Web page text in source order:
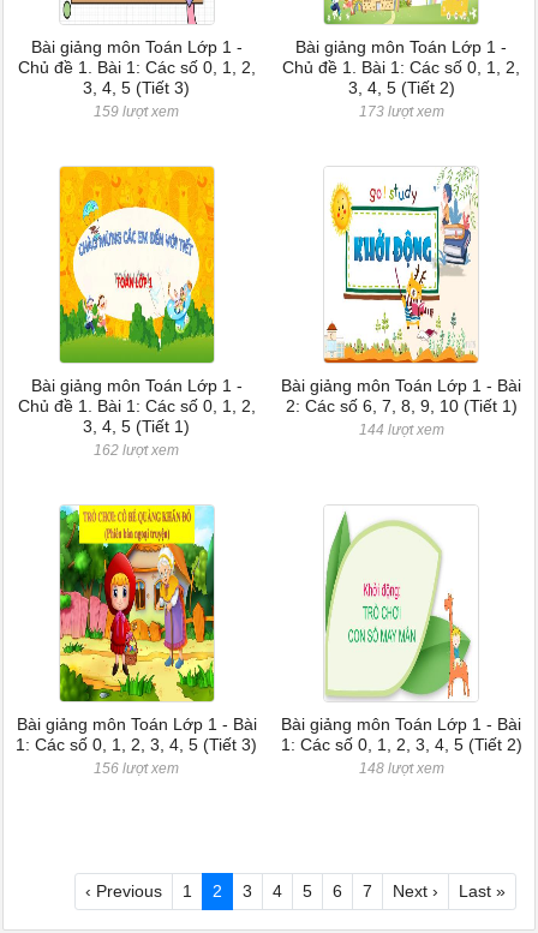
Bài giảng môn Toán Lớp 1 -
Chủ đề 1. Bài 1: Các số 0, 1, 2,
3, 4, 5 (Tiết 3)
159 lượt xem
Bài giảng môn Toán Lớp 1 -
Chủ đề 1. Bài 1: Các số 0, 1, 2,
3, 4, 5 (Tiết 2)
173 lượt xem
Bài giảng môn Toán Lớp 1 -
Chủ đề 1. Bài 1: Các số 0, 1, 2,
3, 4, 5 (Tiết 1)
162 lượt xem
Bài giảng môn Toán Lớp 1 - Bài
2: Các số 6, 7, 8, 9, 10 (Tiết 1)
144 lượt xem
Bài giảng môn Toán Lớp 1 - Bài
1: Các số 0, 1, 2, 3, 4, 5 (Tiết 3)
156 lượt xem
Bài giảng môn Toán Lớp 1 - Bài
1: Các số 0, 1, 2, 3, 4, 5 (Tiết 2)
148 lượt xem
‹ Previous 1 2 3 4 5 6 7 Next › Last »